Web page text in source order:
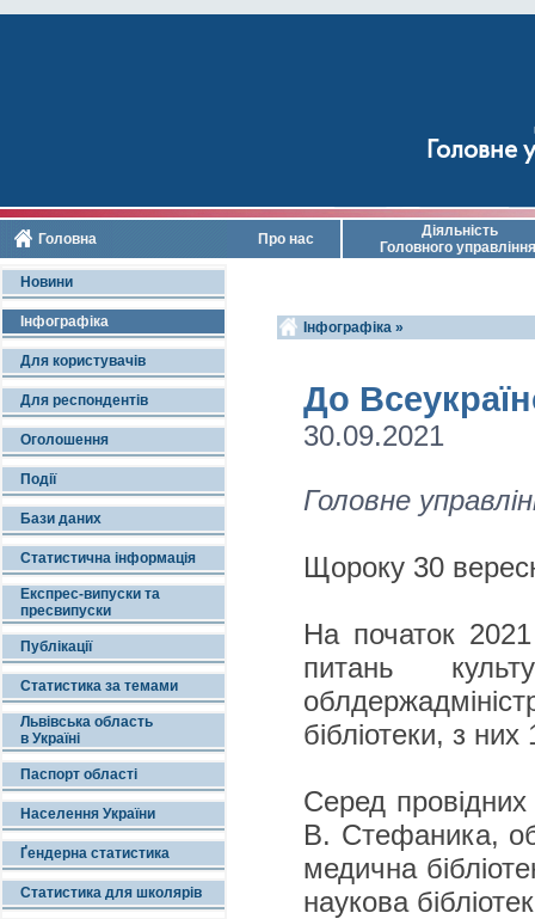
Головне
Головна Про нас
Діяльність
Головного управління
Новини
Інфографіка
Для користувачів
Для респондентів
Оголошення
Події
Бази даних
Статистична інформація
Експрес-випуски та
пресвипуски
Публікації
Статистика за темами
Львівська область
в Україні
Паспорт області
Населення України
Ґендерна статистика
Статистика для школярів
Інфографіка »
До
30.09.2021
Головне
Щороку 30
На початок
питань
бібліотеки, з них
Серед провідних
В. Стефаника,
медична
наукова